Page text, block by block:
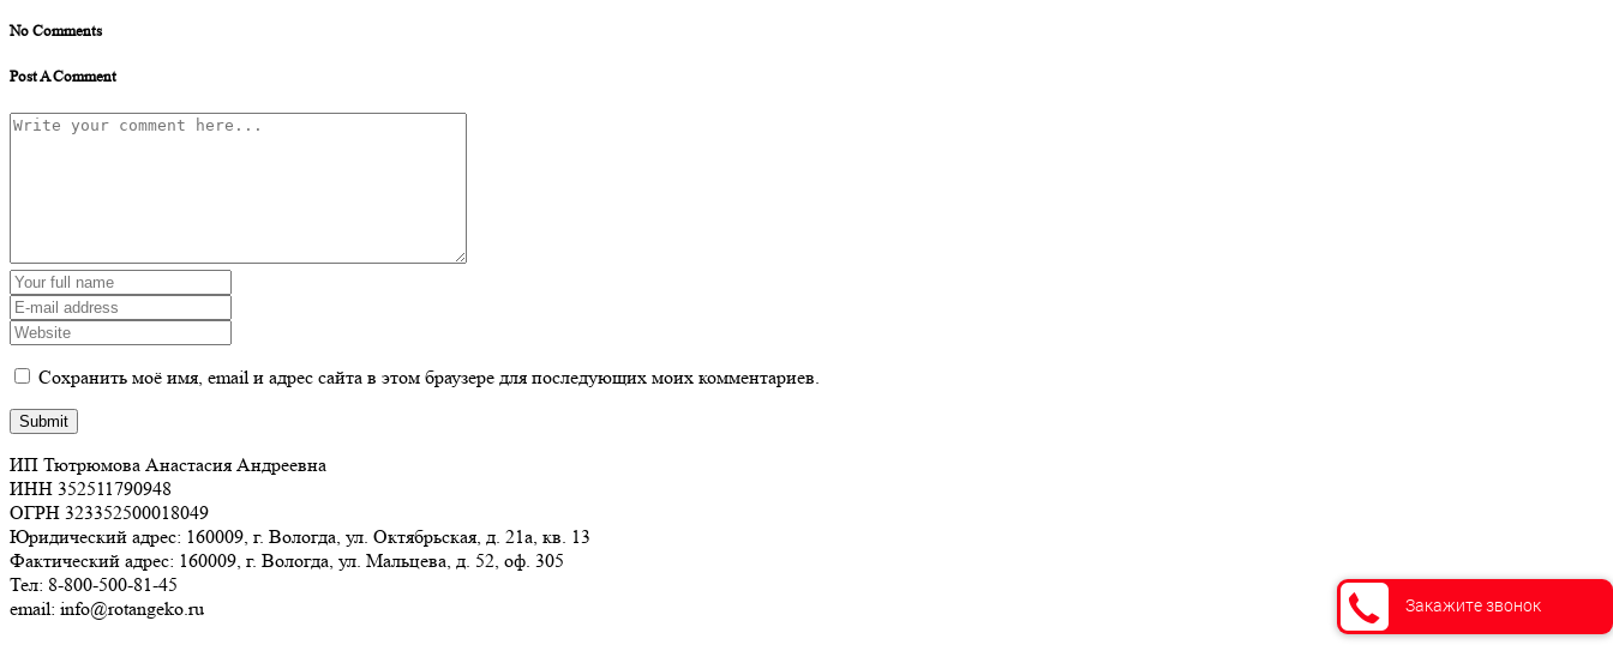
No Comments
Post A Comment
Сохранить моё имя, email и адрес сайта в этом браузере для последующих моих комментариев.
ИП Тютрюмова Анастасия Андреевна
ИНН 352511790948
ОГРН 323352500018049
Юридический адрес: 160009, г. Вологда, ул. Октябрьская, д. 21а, кв. 13
Фактический адрес: 160009, г. Вологда, ул. Мальцева, д. 52, оф. 305
Тел: 8-800-500-81-45
email: info@rotangeko.ru
Закажите звонок